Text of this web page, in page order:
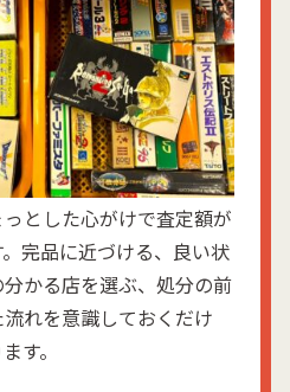
とした心がけで査定額が
完品に近づける、良い状
かる店を選ぶ、処分の前
れを意識しておくだけ
す。